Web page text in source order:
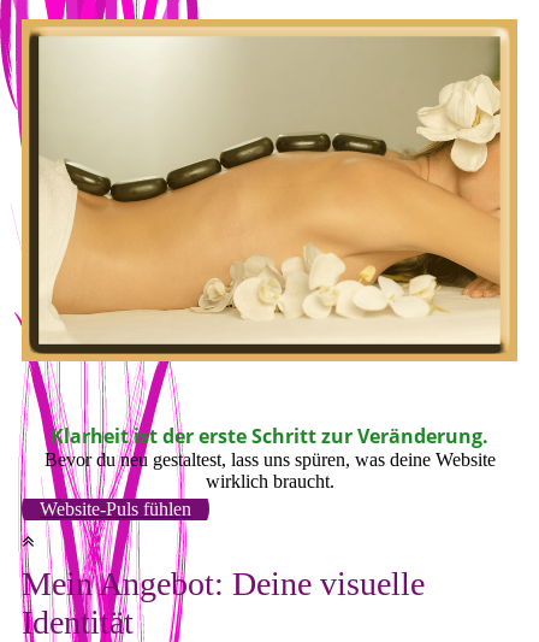
Klarheit ist der erste Schritt zur Veränderung.
Bevor du neu gestaltest, lass uns spüren, was deine Website
wirklich braucht.
Website-Puls fühlen
Mein Angebot: Deine visuelle
Identität